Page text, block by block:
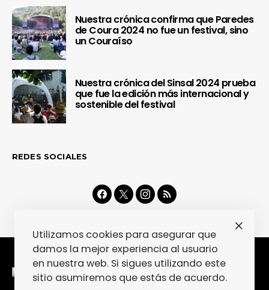
Nuestra crónica confirma que Paredes
de Coura 2024 no fue un festival, sino
un Couraíso
Nuestra crónica del Sinsal 2024 prueba
que fue la edición más internacional y
sostenible del festival
REDES SOCIALES
Utilizamos cookies para asegurar que
damos la mejor experiencia al usuario
en nuestra web. Si sigues utilizando este
sitio asumiremos que estás de acuerdo.